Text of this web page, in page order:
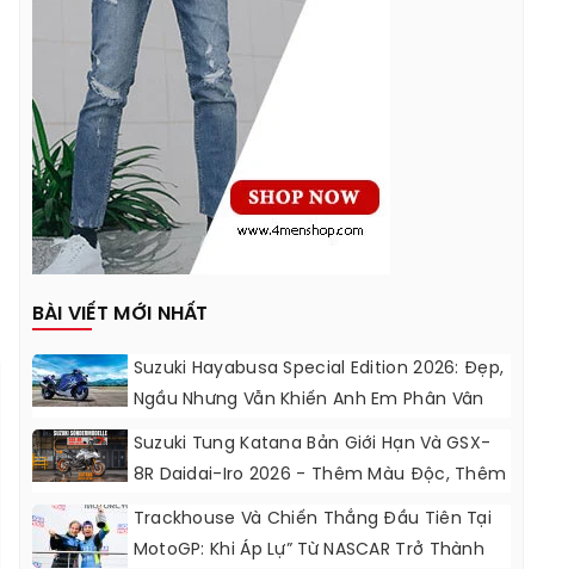
BÀI VIẾT MỚI NHẤT
Suzuki Hayabusa Special Edition 2026: Đẹp,
Ngầu Nhưng Vẫn Khiến Anh Em Phân Vân
Suzuki Tung Katana Bản Giới Hạn Và GSX-
8R Daidai-Iro 2026 - Thêm Màu Độc, Thêm
Đồ Chơi, Thêm Cá Tính
Trackhouse Và Chiến Thắng Đầu Tiên Tại
MotoGP: Khi Áp Lự” Từ NASCAR Trở Thành